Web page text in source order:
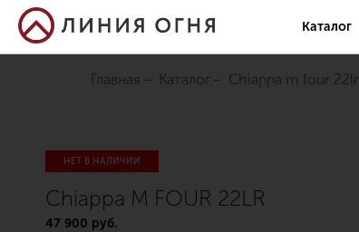
Каталог
Главная Каталог chiappa m four 22lr
НЕТ В НАЛИЧИИ
Chiappa M FOUR 22LR
47 900 руб.